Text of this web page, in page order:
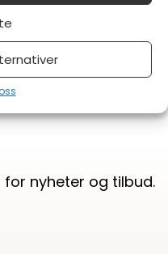
for nyheter og tilbud.